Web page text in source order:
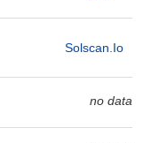
Solscan.io
no data